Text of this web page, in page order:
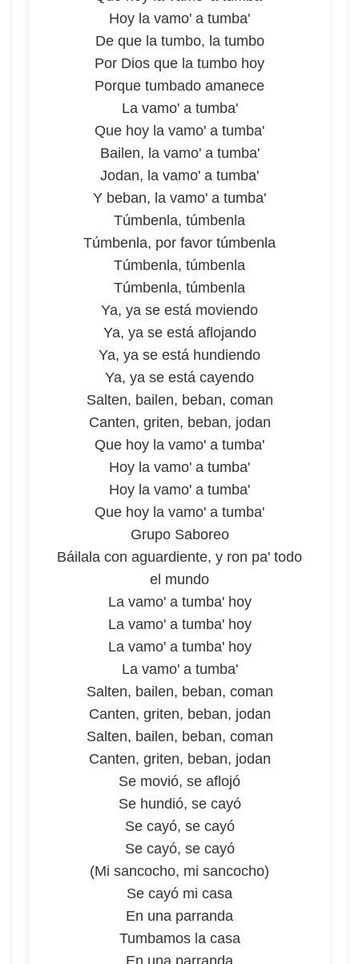
Hoy la vamo' a tumba'
De que la tumbo, la tumbo
Por Dios que la tumbo hoy
Porque tumbado amanece
La vamo' a tumba'
Que hoy la vamo' a tumba'
Bailen, la vamo' a tumba'
Jodan, la vamo' a tumba'
Y beban, la vamo' a tumba'
Túmbenla, túmbenla
Túmbenla, por favor túmbenla
Túmbenla, túmbenla
Túmbenla, túmbenla
Ya, ya se está moviendo
Ya, ya se está aflojando
Ya, ya se está hundiendo
Ya, ya se está cayendo
Salten, bailen, beban, coman
Canten, griten, beban, jodan
Que hoy la vamo' a tumba'
Hoy la vamo' a tumba'
Hoy la vamo' a tumba'
Que hoy la vamo' a tumba'
Grupo Saboreo
Báilala con aguardiente, y ron pa' todo
el mundo
La vamo' a tumba' hoy
La vamo' a tumba' hoy
La vamo' a tumba' hoy
La vamo' a tumba'
Salten, bailen, beban, coman
Canten, griten, beban, jodan
Salten, bailen, beban, coman
Canten, griten, beban, jodan
Se movió, se aflojó
Se hundió, se cayó
Se cayó, se cayó
Se cayó, se cayó
(Mi sancocho, mi sancocho)
Se cayó mi casa
En una parranda
Tumbamos la casa
En una parranda